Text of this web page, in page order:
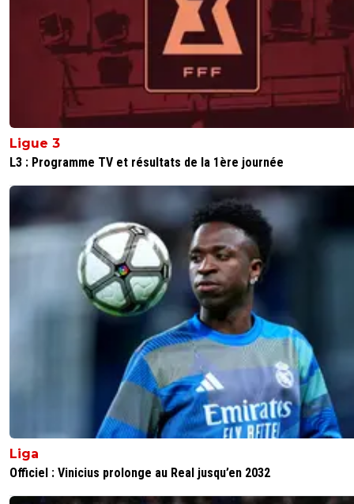
Ligue 3
L3 : Programme TV et résultats de la 1ère journée
Liga
Officiel : Vinicius prolonge au Real jusqu’en 2032